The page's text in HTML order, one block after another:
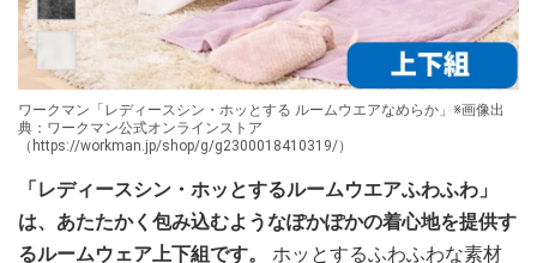
ワークマン「レディースシン・ホッとする ルームウエアなめらか」※画像出
典：ワークマン公式オンラインストア
（https://workman.jp/shop/g/g2300018410319/）
「レディースシン・ホッとするルームウエアふわふわ」
は、あたたかく包み込むようなぽかぽかの着心地を提供す
るルームウェア上下組です。
ホッとするふわふわな素材